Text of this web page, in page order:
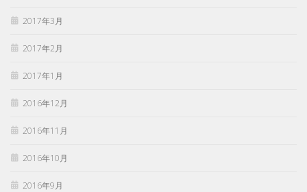
2017年3月
2017年2月
2017年1月
2016年12月
2016年11月
2016年10月
2016年9月